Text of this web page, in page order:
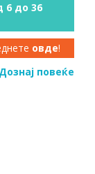
6 до 36
овде!
повеќе